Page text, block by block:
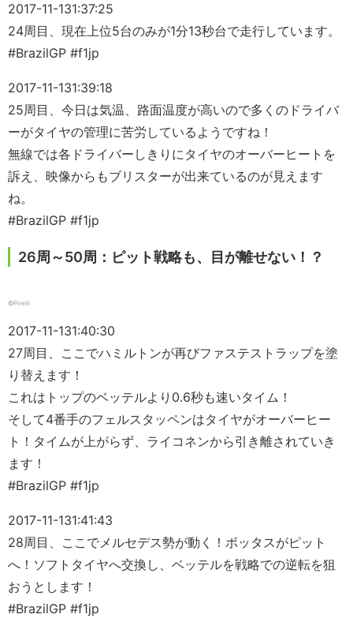
2017-11-131:37:25
24周目、現在上位5台のみが1分13秒台で走行しています。
#BrazilGP #f1jp
2017-11-131:39:18
25周目、今日は気温、路面温度が高いので多くのドライバ
ーがタイヤの管理に苦労しているようですね！
無線では各ドライバーしきりにタイヤのオーバーヒートを
訴え、映像からもブリスターが出来ているのが見えます
ね。
#BrazilGP #f1jp
26周～50周：ピット戦略も、目が離せない！？
©Pirelli
2017-11-131:40:30
27周目、ここでハミルトンが再びファステストラップを塗
り替えます！
これはトップのベッテルより0.6秒も速いタイム！
そして4番手のフェルスタッペンはタイヤがオーバーヒー
ト！タイムが上がらず、ライコネンから引き離されていき
ます！
#BrazilGP #f1jp
2017-11-131:41:43
28周目、ここでメルセデス勢が動く！ボッタスがピット
へ！ソフトタイヤへ交換し、ベッテルを戦略での逆転を狙
おうとします！
#BrazilGP #f1jp